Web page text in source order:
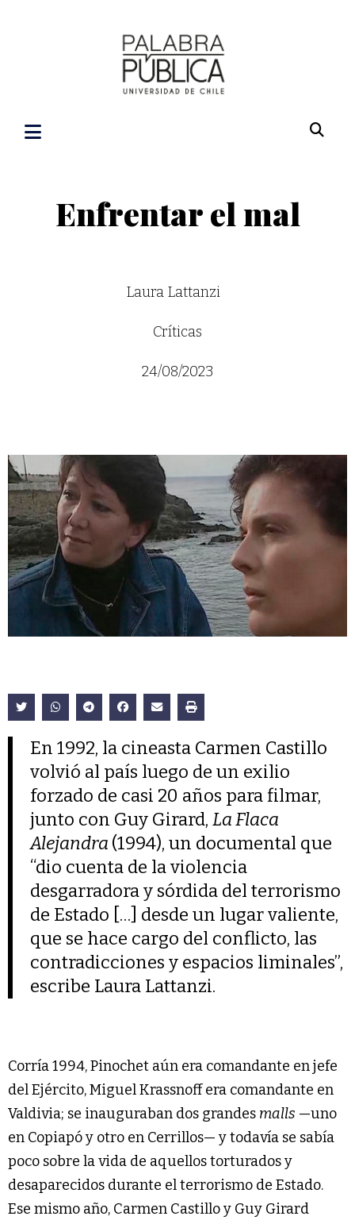
Enfrentar el mal
Laura Lattanzi
Críticas
24/08/2023
En 1992, la cineasta Carmen Castillo
volvió al país luego de un exilio
forzado de casi 20 años para filmar,
junto con Guy Girard,La Flaca
Alejandra (1994), un documental que
“dio cuenta de la violencia
desgarradora y sórdida del terrorismo
de Estado […] desde un lugar valiente,
que se hace cargo del conflicto, las
contradicciones y espacios liminales”,
escribe Laura Lattanzi.
Corría 1994, Pinochet aún era comandante en jefe
del Ejército, Miguel Krassnoff era comandante en
Valdivia; se inauguraban dos grandes malls —uno
en Copiapó y otro en Cerrillos— y todavía se sabía
poco sobre la vida de aquellos torturados y
desaparecidos durante el terrorismo de Estado.
Ese mismo año, Carmen Castillo y Guy Girard